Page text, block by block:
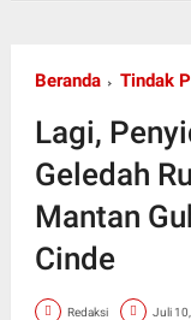
Beranda Tindak
Lagi,
Geledah
Mantan
Cinde
Redaksi Juli